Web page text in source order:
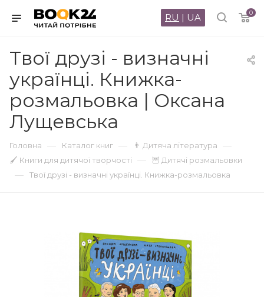
0
RU | UA
Твої друзі - визначні
українці. Книжка-
розмальовка | Оксана
Лущевська
Головна — Каталог книг — 👨 Дитяча література —
🖌 Книги для дитячої творчості — 🦉 Дитячі розмальовки
— Твої друзі - визначні українці. Книжка-розмальовка